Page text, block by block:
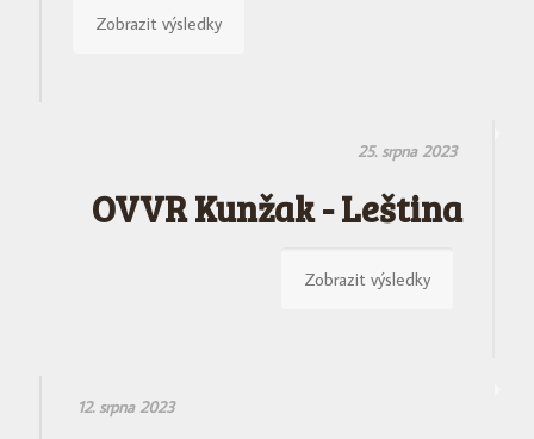
Zobrazit výsledky
25. srpna 2023
OVVR Kunžak - Leština
Zobrazit výsledky
12. srpna 2023